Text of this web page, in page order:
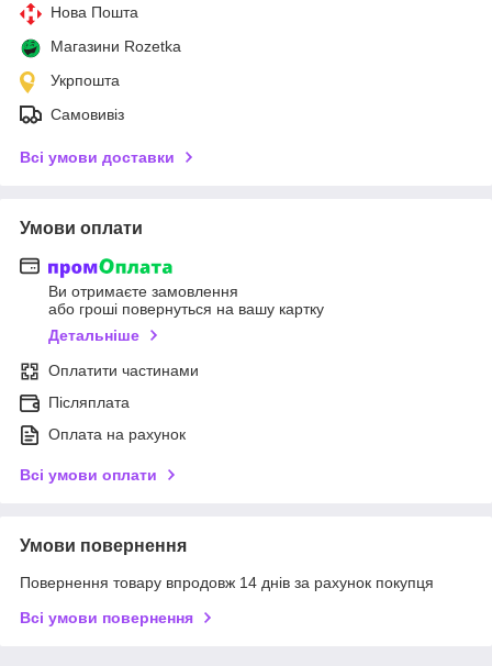
Нова Пошта
Магазини Rozetka
Укрпошта
Самовивіз
Всі умови доставки
Умови оплати
Ви отримаєте замовлення
або гроші повернуться на вашу картку
Детальніше
Оплатити частинами
Післяплата
Оплата на рахунок
Всі умови оплати
Умови повернення
Повернення товару впродовж 14 днів за рахунок покупця
Всі умови повернення